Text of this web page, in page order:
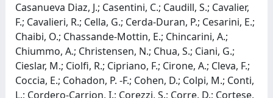
Casanueva Diaz, J.; Casentini, C.; Caudill, S.; Cavalier,
F.; Cavalieri, R.; Cella, G.; Cerda-Duran, P.; Cesarini, E.;
Chaibi, O.; Chassande-Mottin, E.; Chincarini, A.;
Chiummo, A.; Christensen, N.; Chua, S.; Ciani, G.;
Cieslar, M.; Ciolfi, R.; Cipriano, F.; Cirone, A.; Cleva, F.;
Coccia, E.; Cohadon, P. -F.; Cohen, D.; Colpi, M.; Conti,
L.; Cordero-Carrion, I.; Corezzi, S.; Corre, D.; Cortese,